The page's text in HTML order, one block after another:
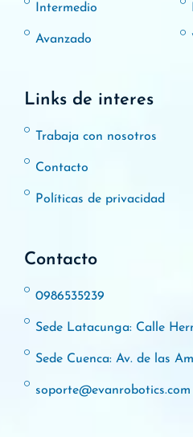
Intermedio
Avanzado
Links de interes
Trabaja con nosotros
Contacto
Políticas de privacidad
Contacto
0986535239
Sede Latacunga: Calle
Sede Cuenca: Av. de las
soporte@evanrobotics.com